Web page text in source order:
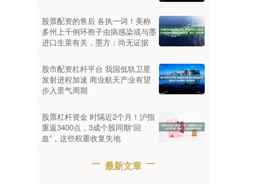
股票配资的售后 各执一词！美称
多州上千例环孢子虫病感染或与墨
进口生菜有关，墨方：尚无证据
股市配资杠杆平台 我国低轨卫星
发射进程加速 商业航天产业有望
步入景气周期
股票杠杆资金 时隔近2个月！沪指
重返3400点，3成个股同期“回
血”，这些权重收复失地
最新文章